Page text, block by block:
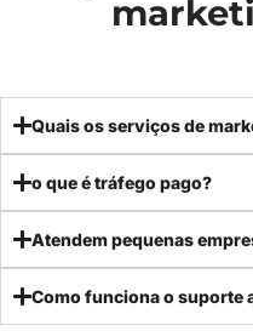
Quais os serviços de
o que é tráfego pago?
Atendem pequenas
Como funciona o suporte